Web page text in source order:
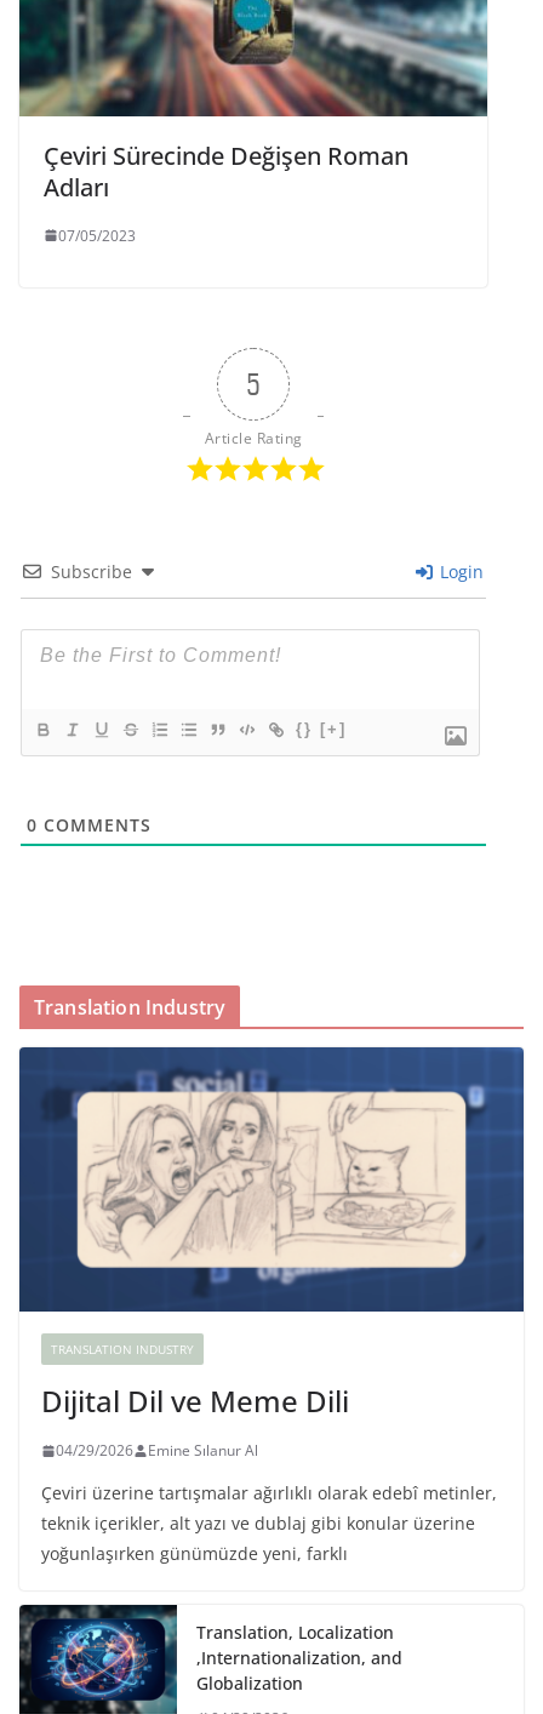
Çeviri Sürecinde Değişen Roman
Adları
07/05/2023
5
Article Rating
Subscribe Login
{} [+]
0 COMMENTS
Translation Industry
TRANSLATION INDUSTRY
Dijital Dil ve Meme Dili
04/29/2026 Emine Sılanur Al
Çeviri üzerine tartışmalar ağırlıklı olarak edebî metinler,
teknik içerikler, alt yazı ve dublaj gibi konular üzerine
yoğunlaşırken günümüzde yeni, farklı
Translation, Localization
,Internationalization, and
Globalization